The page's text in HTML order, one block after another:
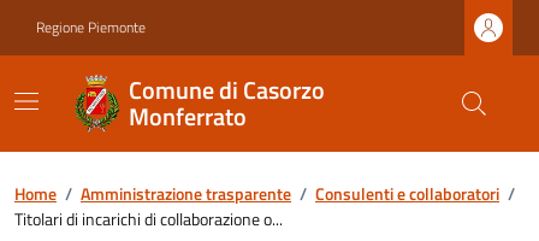
Regione Piemonte
Comune di Casorzo
Monferrato
Home / Amministrazione trasparente / Consulenti e collaboratori /
Titolari di incarichi di collaborazione o...